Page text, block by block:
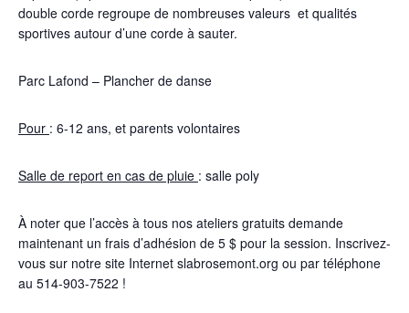
double corde regroupe de nombreuses valeurs et qualités
sportives autour d’une corde à sauter.
Parc Lafond – Plancher de danse
Pour : 6-12 ans, et parents volontaires
Salle de report en cas de pluie : salle poly
À noter que l’accès à tous nos ateliers gratuits demande
maintenant un frais d’adhésion de 5 $ pour la session. Inscrivez-
vous sur notre site Internet slabrosemont.org ou par téléphone
au 514-903-7522 !